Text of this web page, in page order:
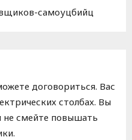
самоуцбийц
договориться. Вас
столбах. Вы
не смейте повышать